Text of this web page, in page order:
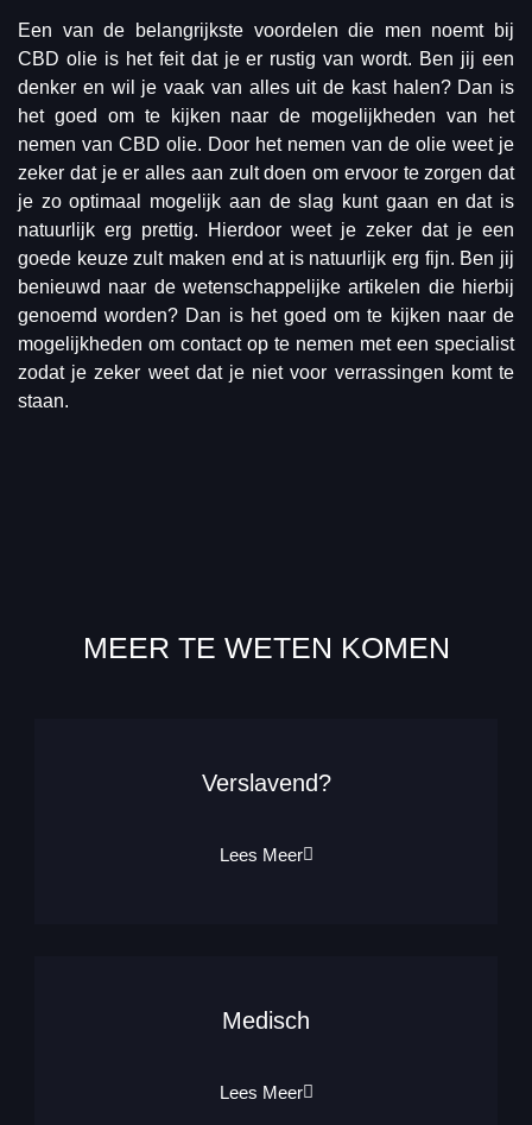
Een van de belangrijkste voordelen die men noemt bij
CBD olie is het feit dat je er rustig van wordt. Ben jij een
denker en wil je vaak van alles uit de kast halen? Dan is
het goed om te kijken naar de mogelijkheden van het
nemen van CBD olie. Door het nemen van de olie weet je
zeker dat je er alles aan zult doen om ervoor te zorgen dat
je zo optimaal mogelijk aan de slag kunt gaan en dat is
natuurlijk erg prettig. Hierdoor weet je zeker dat je een
goede keuze zult maken end at is natuurlijk erg fijn. Ben jij
benieuwd naar de wetenschappelijke artikelen die hierbij
genoemd worden? Dan is het goed om te kijken naar de
mogelijkheden om contact op te nemen met een specialist
zodat je zeker weet dat je niet voor verrassingen komt te
staan.
MEER TE WETEN KOMEN
Verslavend?
Lees Meer
Medisch
Lees Meer